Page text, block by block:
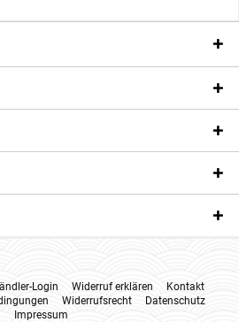
Login Widerruf erklären
Kontakt
Widerrufsrecht
Datenschutz
Impressum